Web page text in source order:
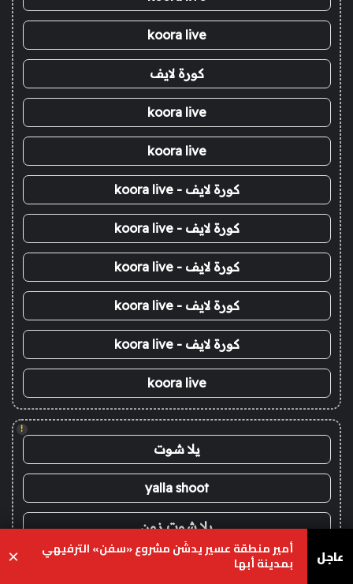
koora live
كورة لايف
koora live
koora live
كورة لايف - koora live
كورة لايف - koora live
كورة لايف - koora live
كورة لايف - koora live
كورة لايف - koora live
koora live
!
يلا شوت
yalla shoot
يلا شوت زون
عاجل أمير منطقة عسير يدشّن مشروع «سفن» الترفيهي
بمدينة أبها ×